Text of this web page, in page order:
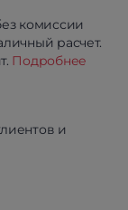
комиссии
расчет.
Подробнее
и